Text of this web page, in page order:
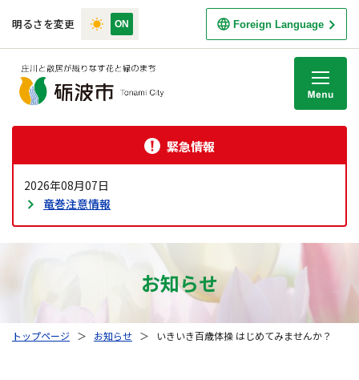
明るさを変更 Foreign Language
緊急情報
2026年08月07日
竜巻注意情報
お知らせ
トップページ ＞ お知らせ ＞ いきいき百歳体操 はじめてみませんか？